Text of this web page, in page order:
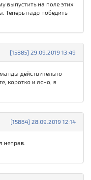
выпустить на поле этих
Теперь надо победить
[15885] 29.09.2019 13:49
действительно
коротко и ясно, в
[15884] 28.09.2019 12:14
неправ.